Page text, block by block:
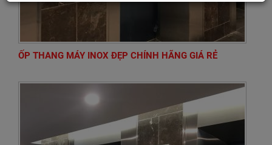
ỐP THANG MÁY INOX ĐẸP CHÍNH HÃNG GIÁ RẺ